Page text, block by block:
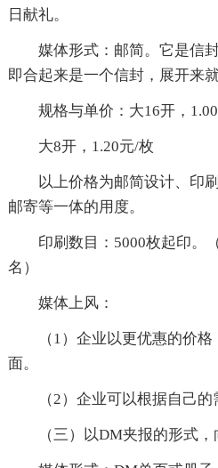
日献礼。
媒体形式：邮简。它是信
即合起来是一个信封，展开来
规格与单价：大16开，
大8开，1.20元/枚
以上价格为邮简设计、印
邮寄等一体的用度。
印刷数目：5000枚起印。
名）
媒体上风：
（1）企业以更优惠的价
面。
（2）企业可以根据自己
（三）以DM夹报的形式